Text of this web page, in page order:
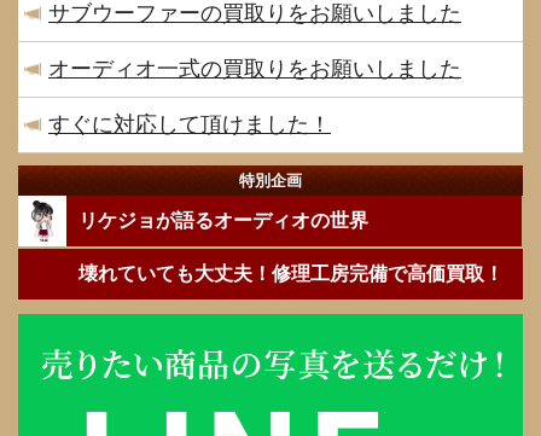
サブウーファーの買取りをお願いしました
オーディオ一式の買取りをお願いしました
すぐに対応して頂けました！
特別企画
リケジョが語るオーディオの世界
壊れていても大丈夫！修理工房完備で高価買取！